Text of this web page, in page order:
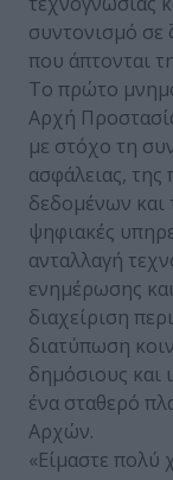
συντονισμό σε
που άπτονται
Το πρώτο
Αρχή
με στόχο τη
ασφάλειας,
δεδομένων και
ψηφιακές
ανταλλαγή
ενημέρωσης
διαχείριση
διατύπωση
δημόσιους και
ένα σταθερό
Αρχών.
«Είμαστε πολύ